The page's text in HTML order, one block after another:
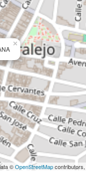
×
©OpenStreetMapcontributors,